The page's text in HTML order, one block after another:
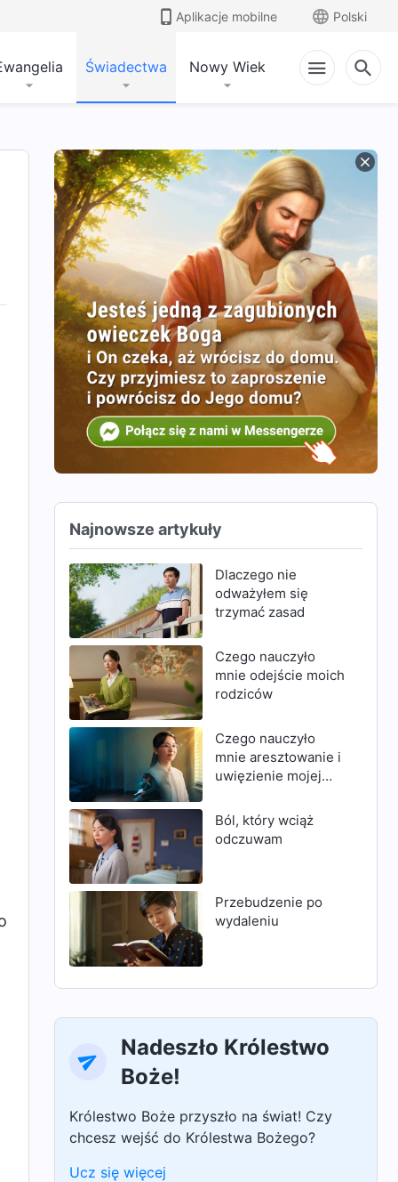
Aplikacje mobilne Polski
Świadectwa Nowy Wiek
Najnowsze artykuły
Dlaczego nie
odważyłem się
trzymać zasad
Czego nauczyło
mnie odejście moich
rodziców
Czego nauczyło
mnie aresztowanie i
uwięzienie mojej
Ból, który wciąż
odczuwam
Przebudzenie po
wydaleniu
Nadeszło Królestwo
Boże!
Królestwo Boże przyszło na świat! Czy
chcesz wejść do Królestwa Bożego?
Ucz się więcej